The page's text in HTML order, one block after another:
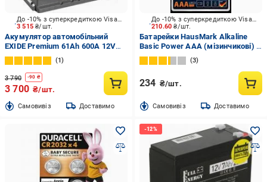
3 515₴/шт.
До -10% з суперкредиткою Visa Вигода
Акумулятор автомобільний
EXIDE Premium 61Ah 600A 12V
«+» праворуч (EA612)
1
3 790 -90 ₴
3 700 ₴/шт.
Cамовивіз Доставимо
210.60₴/шт.
До -10% з суперкредиткою Visa Вигода
Батарейки HausMark Alkaline
Basic Power AAA (мізинчикові) 8
шт.
3
234 ₴/шт.
Cамовивіз Доставимо